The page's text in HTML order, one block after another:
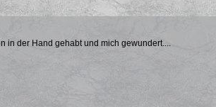
in der Hand gehabt und mich gewundert....